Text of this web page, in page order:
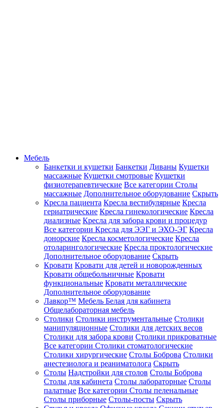
Мебель
Банкетки и кушетки Банкетки Диваны Кушетки
массажные Кушетки смотровые Кушетки
физиотерапевтические Все категории Столы
массажные Дополнительное оборудование Скрыть
Кресла пациента Кресла вестибулярные Кресла
гериатрические Кресла гинекологические Кресла
диализные Кресла для забора крови и процедур
Все категории Кресла для ЭЭГ и ЭХО-ЭГ Кресла
донорские Кресла косметологические Кресла
отоларингологические Кресла проктологические
Дополнительное оборудование Скрыть
Кровати Кровати для детей и новорожденных
Кровати общебольничные Кровати
функциональные Кровати металлические
Дополнительное оборудование
Лавкор™ Мебель Белая для кабинета
Общелабораторная мебель
Столики Столики инструментальные Столики
манипуляционные Столики для детских весов
Столики для забора крови Столики прикроватные
Все категории Столики стоматологические
Столики хирургические Столы Боброва Столики
анестезиолога и реаниматолога Скрыть
Столы Надстройки для столов Столы Боброва
Столы для кабинета Столы лабораторные Столы
палатные Все категории Столы пеленальные
Столы приборные Столы-посты Скрыть